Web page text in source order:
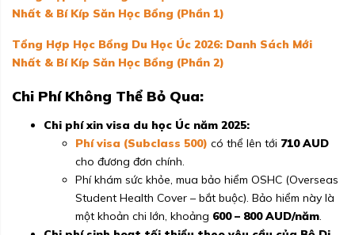
Nhất & Bí Kíp Săn Học Bổng (Phần 1)
Tổng Hợp Học Bổng Du Học Úc 2026: Danh Sách Mới
Nhất & Bí Kíp Săn Học Bổng (Phần 2)
Chi Phí Không Thể Bỏ Qua:
Chi phí xin visa du học Úc năm 2025:
Phí visa (Subclass 500) có thể lên tới 710 AUD
cho đương đơn chính.
Phí khám sức khỏe, mua bảo hiểm OSHC (Overseas
Student Health Cover – bắt buộc). Bảo hiểm này là
một khoản chi lớn, khoảng 600 – 800 AUD/năm.